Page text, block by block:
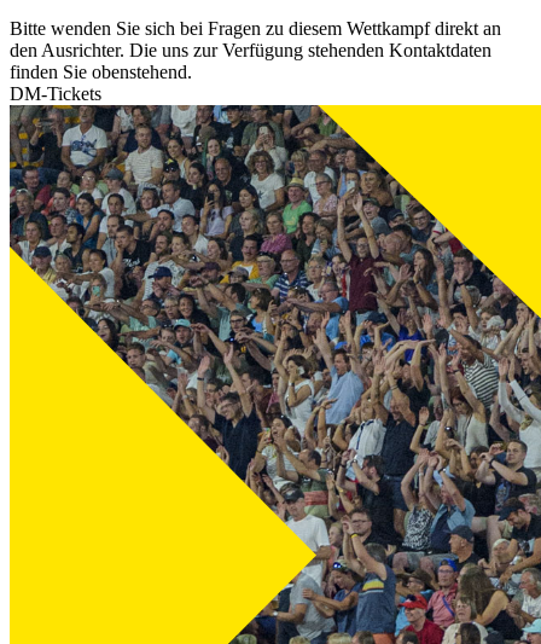
Bitte wenden Sie sich bei Fragen zu diesem Wettkampf direkt an
den Ausrichter. Die uns zur Verfügung stehenden Kontaktdaten
finden Sie obenstehend.
DM-Tickets